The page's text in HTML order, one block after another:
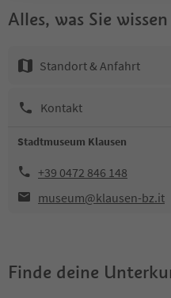
Alles, was Sie
Standort & Anfahrt
Kontakt
Stadtmuseum Klausen
+39 0472 846 148
museum@klausen-bz.it
Finde deine